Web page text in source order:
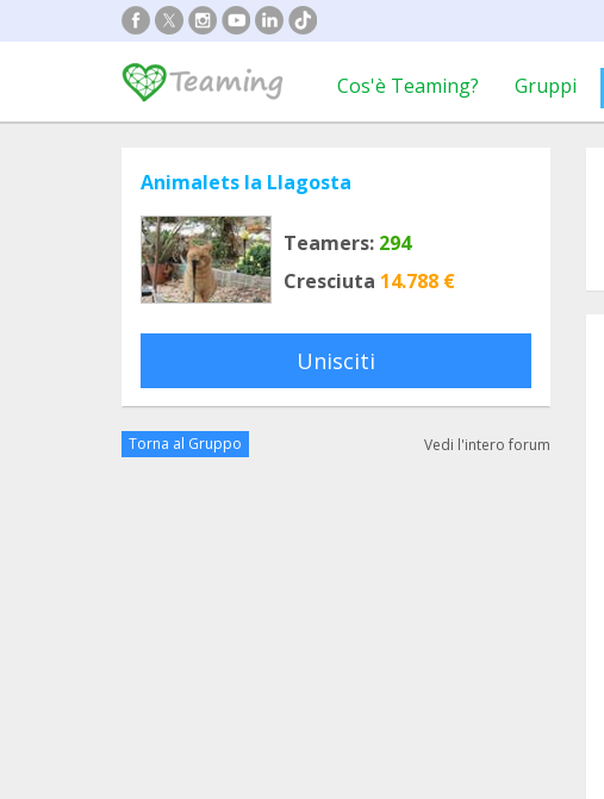
Cos'è Teaming? Gruppi
Animalets la Llagosta
Teamers: 294
Cresciuta 14.788 €
Unisciti
Torna al Gruppo Vedi l'intero forum